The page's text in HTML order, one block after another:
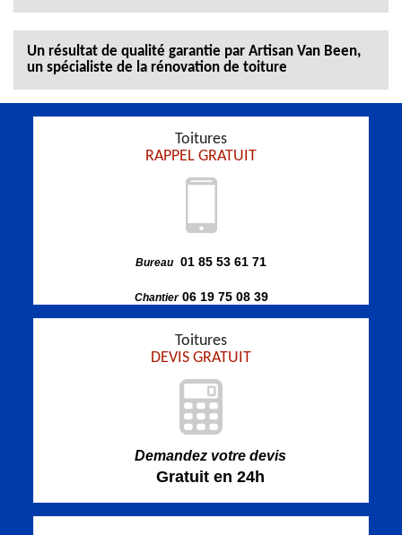
Un résultat de qualité garantie par Artisan Van Been,
un spécialiste de la rénovation de toiture
Toitures
RAPPEL GRATUIT
Bureau 01 85 53 61 71
Chantier06 19 75 08 39
Toitures
DEVIS GRATUIT
Demandez votre devis
Gratuit en 24h